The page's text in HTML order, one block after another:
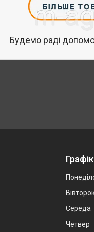
Будемо раді
Вівторок
Середа
Четвер